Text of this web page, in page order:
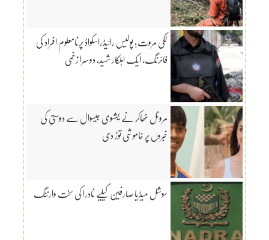
لکی مروت؛ پولیس رائیڈراسکواڈ پرنامعلوم افراد کی
فائرنگ، ایک اہلکار شہید، دوسرا زخمی
مرونل ٹھاکر نے یشسوی جیسوال سے دوستی کی
خبروں پر خاموشی توڑ دی
سوشل میڈیا صارفین کیلیے نادرا کی سخت وارننگ